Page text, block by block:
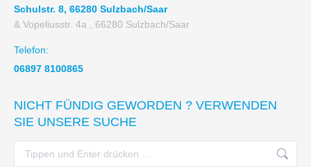
Schulstr. 8, 66280 Sulzbach/Saar
& Vopeliusstr. 4a , 66280 Sulzbach/Saar
Telefon:
06897 8100865
NICHT FÜNDIG GEWORDEN ? VERWENDEN
SIE UNSERE SUCHE
Search: